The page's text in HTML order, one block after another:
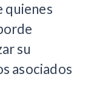
quienes
su
asociados